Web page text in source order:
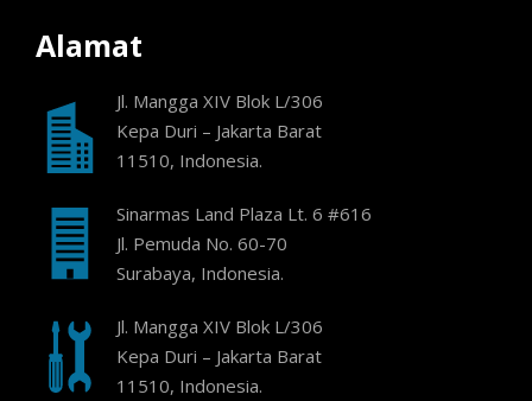
Alamat
Jl. Mangga XIV Blok L/306
Kepa Duri – Jakarta Barat
11510, Indonesia.
Sinarmas Land Plaza Lt. 6 #616
Jl. Pemuda No. 60-70
Surabaya, Indonesia.
Jl. Mangga XIV Blok L/306
Kepa Duri – Jakarta Barat
11510, Indonesia.